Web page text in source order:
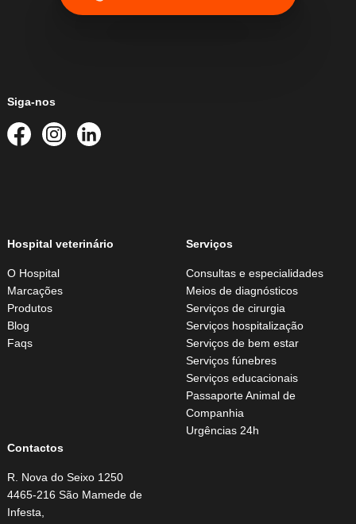
Siga-nos
Hospital veterinário
O Hospital
Marcações
Produtos
Blog
Faqs
Serviços
Consultas e especialidades
Meios de diagnósticos
Serviços de cirurgia
Serviços hospitalização
Serviços de bem estar
Serviços fúnebres
Serviços educacionais
Passaporte Animal de
Companhia
Urgências 24h
Contactos
R. Nova do Seixo 1250
4465-216 São Mamede de
Infesta,